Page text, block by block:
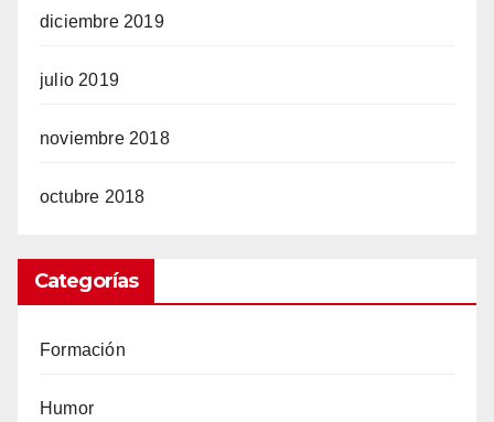
diciembre 2019
julio 2019
noviembre 2018
octubre 2018
Categorías
Formación
Humor